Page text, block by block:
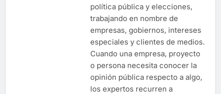
política pública y elecciones,
trabajando en nombre de
empresas, gobiernos, intereses
especiales y clientes de medios.
Cuando una empresa, proyecto
o persona necesita conocer la
opinión pública respecto a algo,
los expertos recurren a